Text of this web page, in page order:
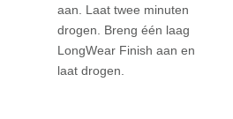
aan. Laat twee minuten
drogen. Breng één laag
LongWear Finish aan en
laat drogen.